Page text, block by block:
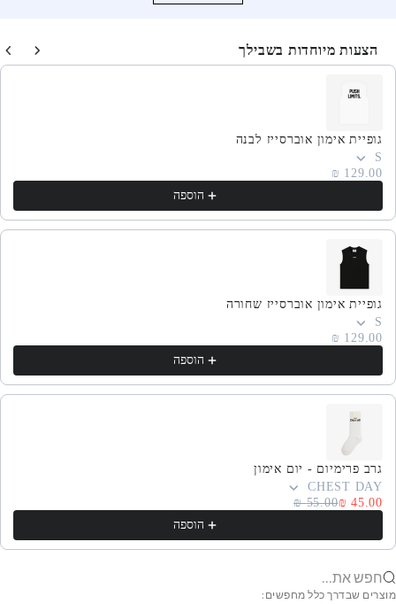
הצעות מיוחדות בשבילך
product recommendations, or scroll horizontally to view more products.
גופיית אימון אוברסייז לבנה
S
129.00 ₪
הוספה
גופיית אימון אוברסייז שחורה
S
129.00 ₪
הוספה
גרב פרימיום - יום אימון
CHEST DAY
45.00 ₪
55.00 ₪
הוספה
חפש את...
מוצרים שבדרך כלל מחפשים: